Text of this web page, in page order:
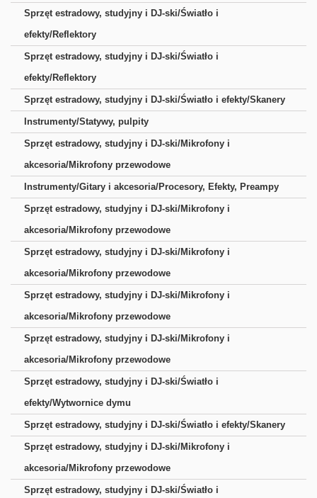
Sprzęt estradowy, studyjny i DJ-ski/Światło i
efekty/Reflektory
Sprzęt estradowy, studyjny i DJ-ski/Światło i
efekty/Reflektory
Sprzęt estradowy, studyjny i DJ-ski/Światło i efekty/Skanery
Instrumenty/Statywy, pulpity
Sprzęt estradowy, studyjny i DJ-ski/Mikrofony i
akcesoria/Mikrofony przewodowe
Instrumenty/Gitary i akcesoria/Procesory, Efekty, Preampy
Sprzęt estradowy, studyjny i DJ-ski/Mikrofony i
akcesoria/Mikrofony przewodowe
Sprzęt estradowy, studyjny i DJ-ski/Mikrofony i
akcesoria/Mikrofony przewodowe
Sprzęt estradowy, studyjny i DJ-ski/Mikrofony i
akcesoria/Mikrofony przewodowe
Sprzęt estradowy, studyjny i DJ-ski/Mikrofony i
akcesoria/Mikrofony przewodowe
Sprzęt estradowy, studyjny i DJ-ski/Światło i
efekty/Wytwornice dymu
Sprzęt estradowy, studyjny i DJ-ski/Światło i efekty/Skanery
Sprzęt estradowy, studyjny i DJ-ski/Mikrofony i
akcesoria/Mikrofony przewodowe
Sprzęt estradowy, studyjny i DJ-ski/Światło i